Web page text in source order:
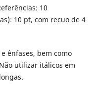
10
10 pt, com recuo de 4
ênfases, bem como
utilizar itálicos em